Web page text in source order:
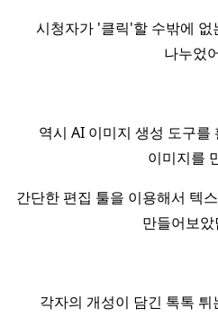
시청자가 '클릭'할 수밖에 없
나누었
역시 AI 이미지 생성 도구
이미지를
간단한 편집 툴을 이용해서 텍
만들어보
각자의 개성이 담긴 톡톡